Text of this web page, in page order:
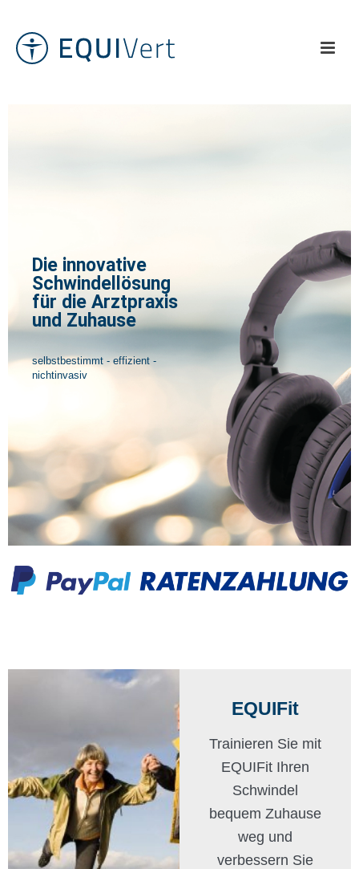
Die innovative
Schwindellösung
für die Arztpraxis
und Zuhause
selbstbestimmt - effizient -
nichtinvasiv
EQUIFit
Trainieren Sie mit
EQUIFit Ihren
Schwindel
bequem Zuhause
weg und
verbessern Sie